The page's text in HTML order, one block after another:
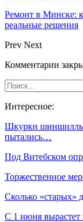
Ремонт в Минске:
реальные решения
Prev Next
Комментарии
Интересное:
Шкурки шиншиллы
пытались…
Под Витебском
Торжественное
Сколько «старых»
С 1 июня вырастет